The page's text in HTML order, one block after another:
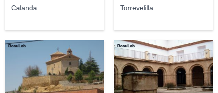
Calanda Torrevelilla
Rosa Lob Rosa Lob